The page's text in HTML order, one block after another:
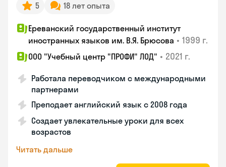
5 18 лет опыта
Ереванский государственный институт
иностранных языков им. В.Я. Брюсова • 1999 г.
ООО "Учебный центр "ПРОФИ" ЛОД" • 2021 г.
Работала переводчиком с международными
партнерами
Преподает английский язык с 2008 года
Создает увлекательные уроки для всех
возрастов
Читать дальше